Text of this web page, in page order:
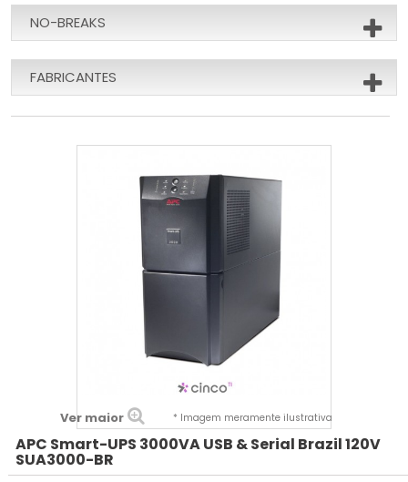
NO-BREAKS
FABRICANTES
Ver maior * Imagem meramente ilustrativa
APC Smart-UPS 3000VA USB & Serial Brazil 120V
SUA3000-BR